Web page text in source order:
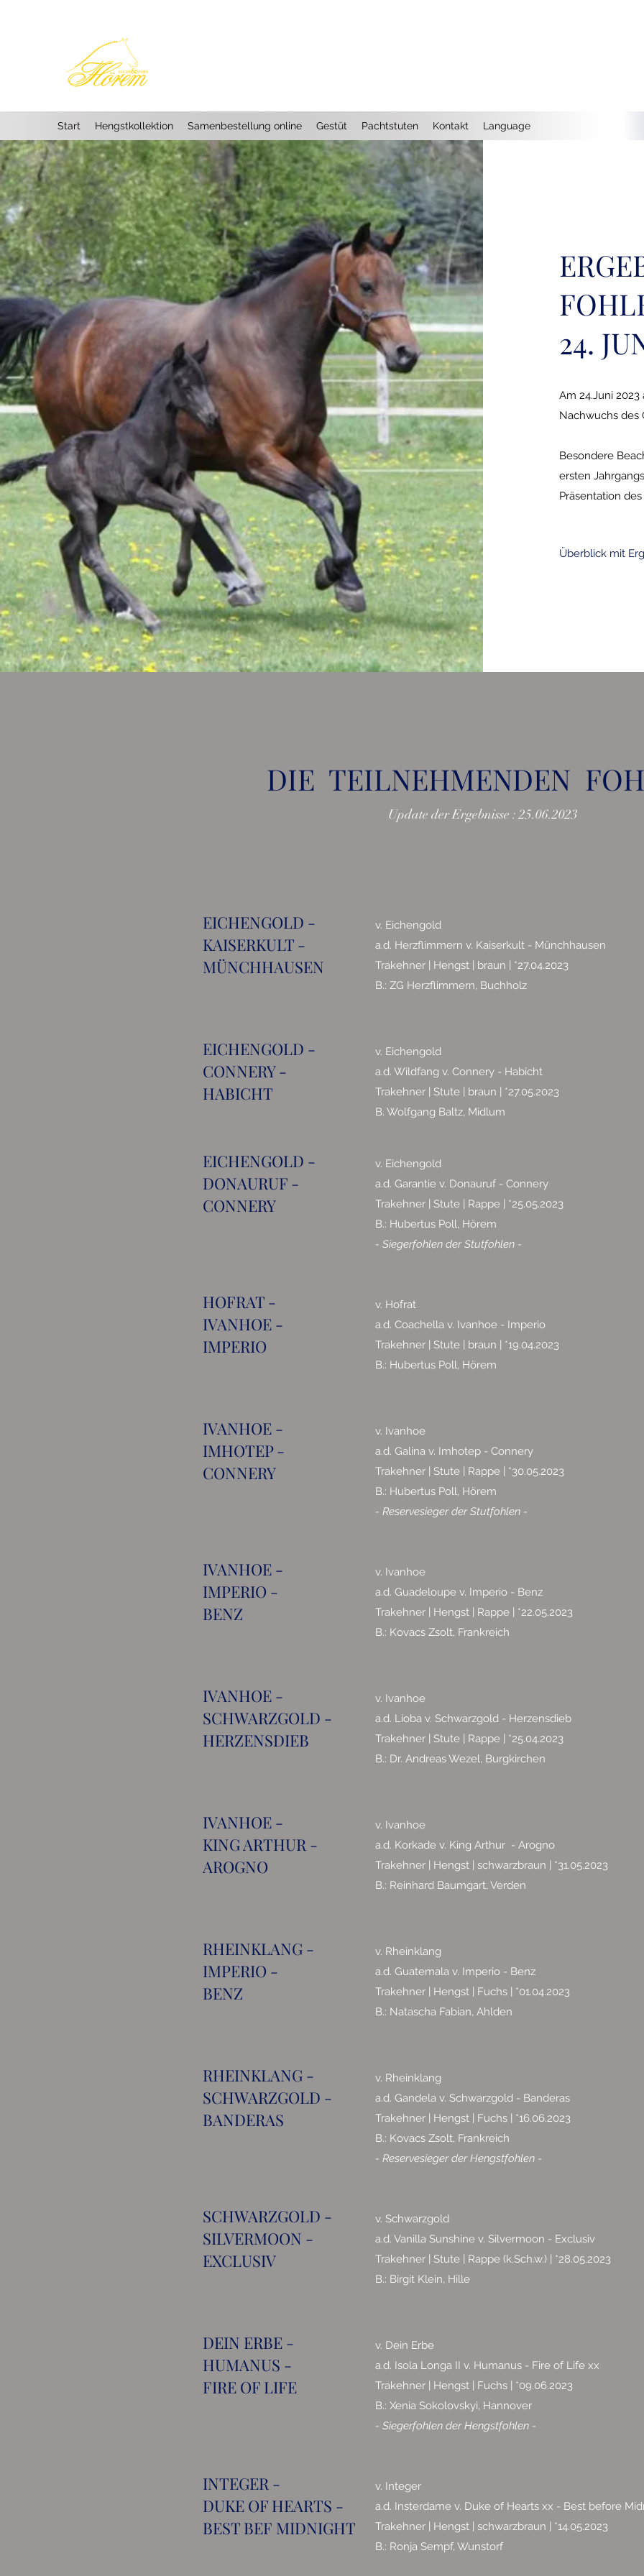
Start Hengstkollektion Samenbestellung online Gestüt Pachtstuten Kontakt Language
24.
Am 24.Juni
Nachwuchs des
Besondere
ersten
Präsentation
Überblick mit
DIE TEILNEHMENDEN
Update der Ergebnisse : 25.06.2023
EICHENGOLD -
KAISERKULT -
MÜNCHHAUSEN
v. Eichengold
a.d. Herzflimmern v. Kaiserkult - Münchhausen
Trakehner | Hengst | braun | *27.04.2023
B.: ZG Herzflimmern, Buchholz
EICHENGOLD -
CONNERY -
HABICHT
v. Eichengold
a.d. Wildfang v. Connery - Habicht
Trakehner | Stute | braun | *27.05.2023
B. Wolfgang Baltz, Midlum
EICHENGOLD -
DONAURUF -
CONNERY
v. Eichengold
a.d. Garantie v. Donauruf - Connery
Trakehner | Stute | Rappe | *25.05.2023
B.: Hubertus Poll, Hörem
- Siegerfohlen der Stutfohlen -
HOFRAT -
IVANHOE -
IMPERIO
v. Hofrat
a.d. Coachella v. Ivanhoe - Imperio
Trakehner | Stute | braun | *19.04.2023
B.: Hubertus Poll, Hörem
IVANHOE -
IMHOTEP -
CONNERY
v. Ivanhoe
a.d. Galina v. Imhotep - Connery
Trakehner | Stute | Rappe | *30.05.2023
B.: Hubertus Poll, Hörem
- Reservesieger der Stutfohlen -
IVANHOE -
IMPERIO -
BENZ
v. Ivanhoe
a.d. Guadeloupe v. Imperio - Benz
Trakehner | Hengst | Rappe | *22.05.2023
B.: Kovacs Zsolt, Frankreich
IVANHOE -
SCHWARZGOLD -
HERZENSDIEB
v. Ivanhoe
a.d. Lioba v. Schwarzgold - Herzensdieb
Trakehner | Stute | Rappe | *25.04.2023
B.: Dr. Andreas Wezel, Burgkirchen
IVANHOE -
KING ARTHUR -
AROGNO
v. Ivanhoe
a.d. Korkade v. King Arthur - Arogno
Trakehner | Hengst | schwarzbraun | *31.05.2023
B.: Reinhard Baumgart, Verden
RHEINKLANG -
IMPERIO -
BENZ
v. Rheinklang
a.d. Guatemala v. Imperio - Benz
Trakehner | Hengst | Fuchs | *01.04.2023
B.: Natascha Fabian, Ahlden
RHEINKLANG -
SCHWARZGOLD -
BANDERAS
v. Rheinklang
a.d. Gandela v. Schwarzgold - Banderas
Trakehner | Hengst | Fuchs | *16.06.2023
B.: Kovacs Zsolt, Frankreich
- Reservesieger der Hengstfohlen -
SCHWARZGOLD -
SILVERMOON -
EXCLUSIV
v. Schwarzgold
a.d. Vanilla Sunshine v. Silvermoon - Exclusiv
Trakehner | Stute | Rappe (k.Sch.w.) | *28.05.2023
B.: Birgit Klein, Hille
DEIN ERBE -
HUMANUS -
FIRE OF LIFE
v. Dein Erbe
a.d. Isola Longa II v. Humanus - Fire of Life xx
Trakehner | Hengst | Fuchs | *09.06.2023
B.: Xenia Sokolovskyi, Hannover
- Siegerfohlen der Hengstfohlen -
INTEGER -
DUKE OF HEARTS -
BEST BEF MIDNIGHT
v. Integer
a.d. Insterdame v. Duke of Hearts xx - Best before
Trakehner | Hengst | schwarzbraun | *14.05.2023
B.: Ronja Sempf, Wunstorf